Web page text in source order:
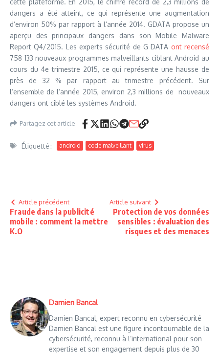
dangers a été atteint, ce qui représente une augmentation
d’environ 50% par rapport à l’année 2014. GDATA propose un
aperçu des principaux dangers dans son Mobile Malware
Report Q4/2015. Les experts sécurité de G DATA ont recensé
758 133 nouveaux programmes malveillants ciblant Android au
cours du 4e trimestre 2015, ce qui représente une hausse de
près de 32 % par rapport au trimestre précédent. Sur
l’ensemble de l’année 2015, environ 2,3 millions de nouveaux
dangers ont ciblé les systèmes Android.
Partagez cet article
Étiquetté : android code malveillant virus
Article précédent
Fraude dans la publicité
mobile : comment la mettre
K.O
Article suivant
Protection de vos données
sensibles : évaluation des
risques et des menaces
Damien Bancal
Damien Bancal, expert reconnu en cybersécurité
Damien Bancal est une figure incontournable de la
cybersécurité, reconnu à l’international pour son
expertise et son engagement depuis plus de 30